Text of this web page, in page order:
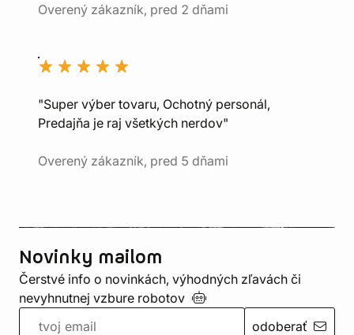
Overený zákazník, pred 2 dňami
"Super výber tovaru, Ochotný personál,
Predajňa je raj všetkých nerdov"
Overený zákazník, pred 5 dňami
Novinky mailom
Čerstvé info o novinkách, výhodných zľavách či
nevyhnutnej vzbure robotov
odoberať